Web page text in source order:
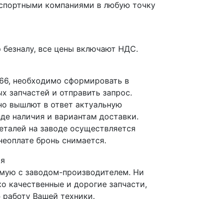
компаниями в любую точку
безналу, все цены включают НДС.
необходимо сформировать в
запчастей и отправить запрос.
вышлют в ответ актуальную
наличия и вариантам доставки.
на заводе осуществляется
бронь снимается.
с заводом-производителем. Ни
качественные и дорогие запчасти,
Вашей техники.